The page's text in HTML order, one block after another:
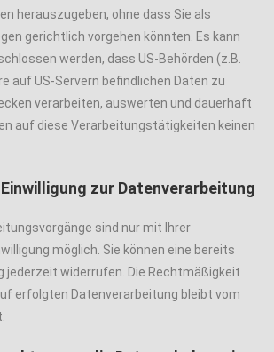
herauszugeben, ohne dass Sie als
gerichtlich vorgehen könnten. Es kann
werden, dass US-Behörden (z.B.
auf US-Servern befindlichen Daten zu
verarbeiten, auswerten und dauerhaft
auf diese Verarbeitungstätigkeiten keinen
zur Datenverarbeitung
sind nur mit Ihrer
möglich. Sie können eine bereits
jederzeit widerrufen. Die Rechtmäßigkeit
erfolgten Datenverarbeitung bleibt vom